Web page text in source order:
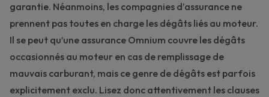
garantie. Néanmoins, les compagnies d’assurance ne
prennent pas toutes en charge les dégâts liés au moteur.
Il se peut qu’une assurance Omnium couvre les dégâts
occasionnés au moteur en cas de remplissage de
mauvais carburant, mais ce genre de dégâts est parfois
explicitement exclu. Lisez donc attentivement les clauses